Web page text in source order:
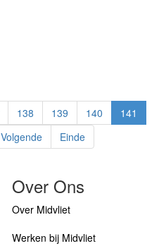
138 139 140
141
Volgende Einde
Over Ons
Over Midvliet
Werken bij Midvliet